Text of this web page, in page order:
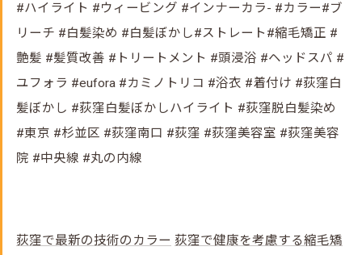
#ハイライト #ウィービング #インナーカラ- #カラー#ブ
リーチ #白髪染め #白髪ぼかし#ストレート#縮毛矯正 #
艶髪 #髪質改善 #トリートメント #頭浸浴 #ヘッドスパ #
ユフォラ #eufora #カミノトリコ #浴衣 #着付け #荻窪白
髪ぼかし #荻窪白髪ぼかしハイライト #荻窪脱白髪染め
#東京 #杉並区 #荻窪南口 #荻窪 #荻窪美容室 #荻窪美容
院 #中央線 #丸の内線
荻窪で最新の技術のカラー 荻窪で健康を考慮する縮毛矯